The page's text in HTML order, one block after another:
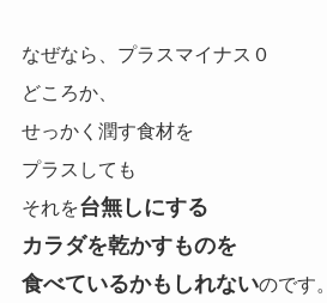
なぜなら、プラスマイナス０
どころか、
せっかく潤す食材を
プラスしても
それを台無しにする
カラダを乾かすものを
食べているかもしれないのです。